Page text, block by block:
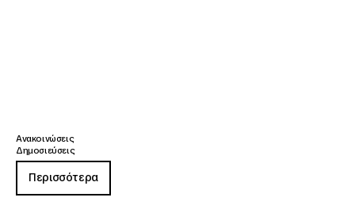
Ανακοινώσεις
Δημοσιεύσεις
Περισσότερα